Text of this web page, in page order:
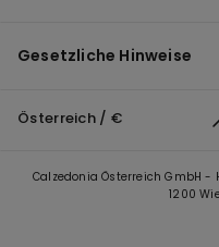
Gesetzliche Hinweise
Österreich / €
Calzedonia Österreich GmbH -
1200